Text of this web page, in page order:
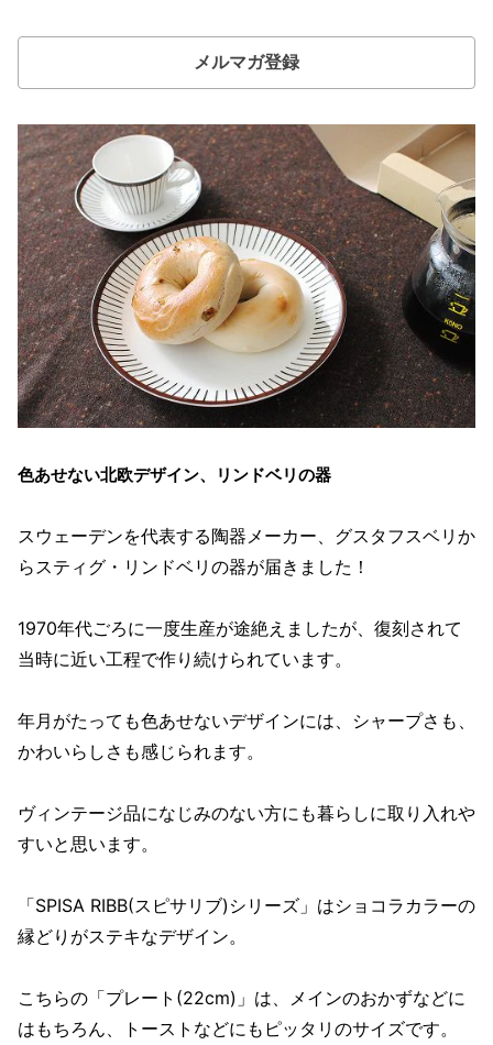
メルマガ登録
色あせない北欧デザイン、リンドベリの器
スウェーデンを代表する陶器メーカー、グスタフスベリか
らスティグ・リンドベリの器が届きました！
1970年代ごろに一度生産が途絶えましたが、復刻されて
当時に近い工程で作り続けられています。
年月がたっても色あせないデザインには、シャープさも、
かわいらしさも感じられます。
ヴィンテージ品になじみのない方にも暮らしに取り入れや
すいと思います。
「SPISA RIBB(スピサリブ)シリーズ」はショコラカラーの
縁どりがステキなデザイン。
こちらの「プレート(22cm)」は、メインのおかずなどに
はもちろん、トーストなどにもピッタリのサイズです。